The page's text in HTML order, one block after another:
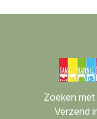
Zoeken met
Verzend